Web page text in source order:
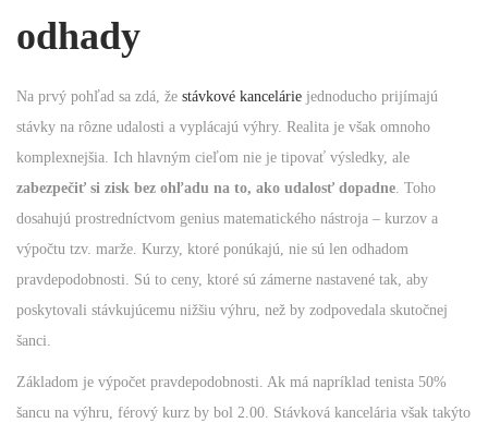
odhady
Na prvý pohľad sa zdá, že stávkové kancelárie jednoducho prijímajú
stávky na rôzne udalosti a vyplácajú výhry. Realita je však omnoho
komplexnejšia. Ich hlavným cieľom nie je tipovať výsledky, ale
zabezpečiť si zisk bez ohľadu na to, ako udalosť dopadne. Toho
dosahujú prostredníctvom genius matematického nástroja – kurzov a
výpočtu tzv. marže. Kurzy, ktoré ponúkajú, nie sú len odhadom
pravdepodobnosti. Sú to ceny, ktoré sú zámerne nastavené tak, aby
poskytovali stávkujúcemu nižšiu výhru, než by zodpovedala skutočnej
šanci.
Základom je výpočet pravdepodobnosti. Ak má napríklad tenista 50%
šancu na výhru, férový kurz by bol 2.00. Stávková kancelária však takýto